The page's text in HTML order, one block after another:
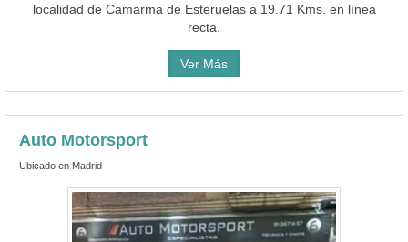
localidad de Camarma de Esteruelas a 19.71 Kms. en línea
recta.
Ver Más
Auto Motorsport
Ubicado en Madrid